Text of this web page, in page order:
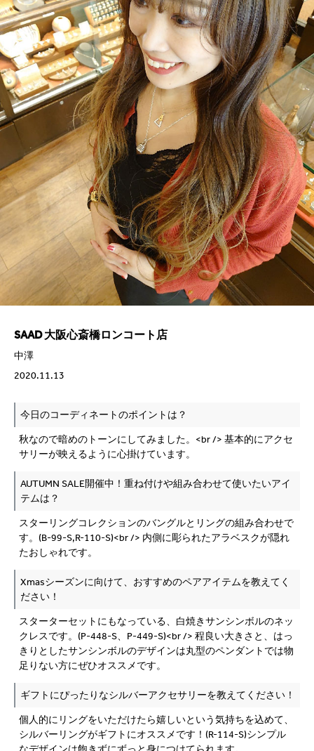
SAAD 大阪心斎橋ロンコート店
中澤
2020.11.13
今日のコーディネートのポイントは？
秋なので暗めのトーンにしてみました。<br /> 基本的にアクセ
サリーが映えるように心掛けています。
AUTUMN SALE開催中！重ね付けや組み合わせて使いたいアイ
テムは？
スターリングコレクションのバングルとリングの組み合わせで
す。(B-99-S,R-110-S)<br /> 内側に彫られたアラベスクが隠れ
たおしゃれです。
Xmasシーズンに向けて、おすすめのペアアイテムを教えてく
ださい！
スターターセットにもなっている、白焼きサンシンボルのネッ
クレスです。(P-448-S、P-449-S)<br /> 程良い大きさと、はっ
きりとしたサンシンボルのデザインは丸型のペンダントでは物
足りない方にぜひオススメです。
ギフトにぴったりなシルバーアクセサリーを教えてください！
個人的にリングをいただけたら嬉しいという気持ちを込めて、
シルバーリングがギフトにオススメです！(R-114-S)シンプル